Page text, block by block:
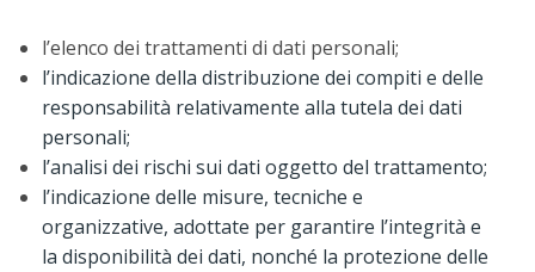
l’elenco dei trattamenti di dati personali;
l’indicazione della distribuzione dei compiti e delle
responsabilità relativamente alla tutela dei dati
personali;
l’analisi dei rischi sui dati oggetto del trattamento;
l’indicazione delle misure, tecniche e
organizzative, adottate per garantire l’integrità e
la disponibilità dei dati, nonché la protezione delle